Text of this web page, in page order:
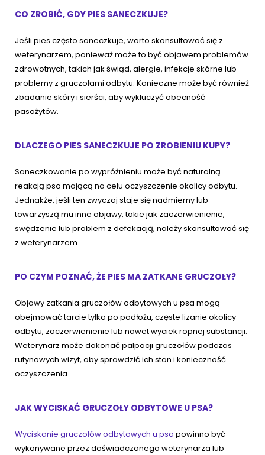
CO ZROBIĆ, GDY PIES SANECZKUJE?
Jeśli pies często saneczkuje, warto skonsultować się z
weterynarzem, ponieważ może to być objawem problemów
zdrowotnych, takich jak świąd, alergie, infekcje skórne lub
problemy z gruczołami odbytu. Konieczne może być również
zbadanie skóry i sierści, aby wykluczyć obecność
pasożytów.
DLACZEGO PIES SANECZKUJE PO ZROBIENIU KUPY?
Saneczkowanie po wypróżnieniu może być naturalną
reakcją psa mającą na celu oczyszczenie okolicy odbytu.
Jednakże, jeśli ten zwyczaj staje się nadmierny lub
towarzyszą mu inne objawy, takie jak zaczerwienienie,
swędzenie lub problem z defekacją, należy skonsultować się
z weterynarzem.
PO CZYM POZNAĆ, ŻE PIES MA ZATKANE GRUCZOŁY?
Objawy zatkania gruczołów odbytowych u psa mogą
obejmować tarcie tyłka po podłożu, częste lizanie okolicy
odbytu, zaczerwienienie lub nawet wyciek ropnej substancji.
Weterynarz może dokonać palpacji gruczołów podczas
rutynowych wizyt, aby sprawdzić ich stan i konieczność
oczyszczenia.
JAK WYCISKAĆ GRUCZOŁY ODBYTOWE U PSA?
Wyciskanie gruczołów odbytowych u psa powinno być
wykonywane przez doświadczonego weterynarza lub